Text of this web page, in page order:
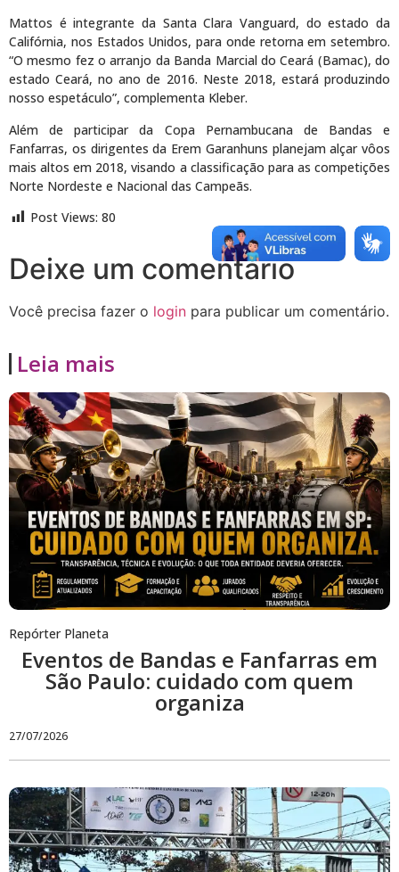
Mattos é integrante da Santa Clara Vanguard, do estado da
Califórnia, nos Estados Unidos, para onde retorna em setembro.
“O mesmo fez o arranjo da Banda Marcial do Ceará (Bamac), do
estado Ceará, no ano de 2016. Neste 2018, estará produzindo
nosso espetáculo”, complementa Kleber.
Além de participar da Copa Pernambucana de Bandas e
Fanfarras, os dirigentes da Erem Garanhuns planejam alçar vôos
mais altos em 2018, visando a classificação para as competições
Norte Nordeste e Nacional das Campeãs.
Post Views: 80
Deixe um comentário
Você precisa fazer o login para publicar um comentário.
Leia mais
Repórter Planeta
Eventos de Bandas e Fanfarras em
São Paulo: cuidado com quem
organiza
27/07/2026